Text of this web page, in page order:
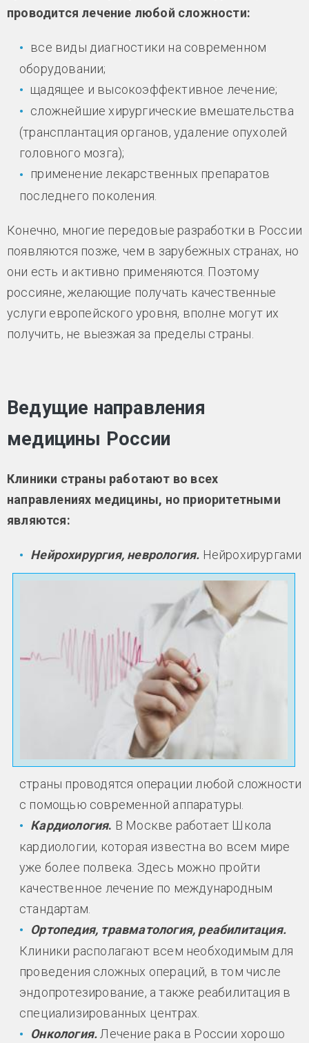
проводится лечение любой сложности:
все виды диагностики на современном
оборудовании;
щадящее и высокоэффективное лечение;
сложнейшие хирургические вмешательства
(трансплантация органов, удаление опухолей
головного мозга);
применение лекарственных препаратов
последнего поколения.
Конечно, многие передовые разработки в России
появляются позже, чем в зарубежных странах, но
они есть и активно применяются. Поэтому
россияне, желающие получать качественные
услуги европейского уровня, вполне могут их
получить, не выезжая за пределы страны.
Ведущие направления
медицины России
Клиники страны работают во всех
направлениях медицины, но приоритетными
являются:
Нейрохирургия, неврология. Нейрохирургами
страны проводятся операции любой сложности
с помощью современной аппаратуры.
Кардиология. В Москве работает Школа
кардиологии, которая известна во всем мире
уже более полвека. Здесь можно пройти
качественное лечение по международным
стандартам.
Ортопедия, травматология, реабилитация.
Клиники располагают всем необходимым для
проведения сложных операций, в том числе
эндопротезирование, а также реабилитация в
специализированных центрах.
Онкология. Лечение рака в России хорошо